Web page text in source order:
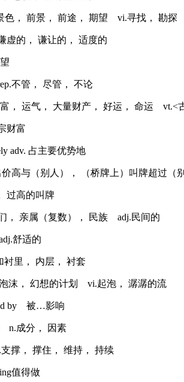
， 前景， 前途， 期望 vi.寻找， 勘探
的， 谦让的， 适度的
管， 尽管， 不论
， 运气， 大量财产， 好运， 命运 vt.<
富
adv. 占主要优势地
高与（别人）， （桥牌上）叫牌超过（
高的叫牌
亲属（复数）， 民族 adj.民间的
舒适的
， 内层， 衬套
， 幻想的计划 vi.起泡， 潺潺的流
by 被…影响
n.成分， 因素
， 撑住， 维持， 持续
值得做